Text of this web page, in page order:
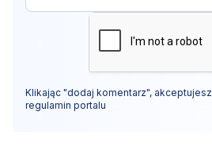
Klikając "dodaj komentarz", akceptujesz
regulamin portalu